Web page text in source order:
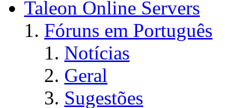
Taleon Online Servers
Fóruns em Português
Notícias
Geral
Sugestões